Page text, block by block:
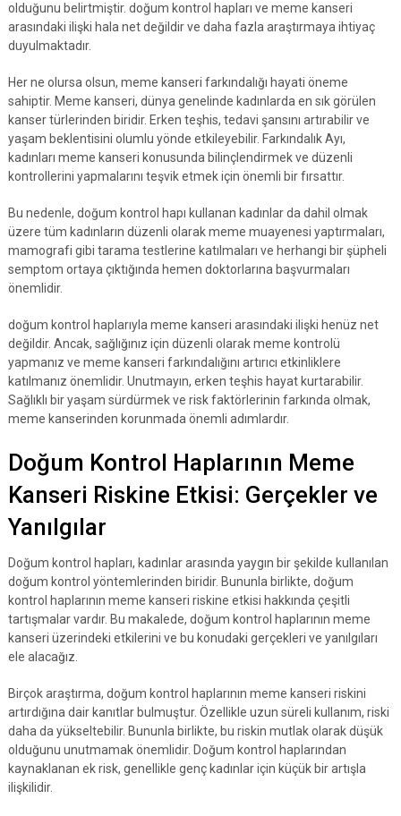
olduğunu belirtmiştir. doğum kontrol hapları ve meme kanseri
arasındaki ilişki hala net değildir ve daha fazla araştırmaya ihtiyaç
duyulmaktadır.
Her ne olursa olsun, meme kanseri farkındalığı hayati öneme
sahiptir. Meme kanseri, dünya genelinde kadınlarda en sık görülen
kanser türlerinden biridir. Erken teşhis, tedavi şansını artırabilir ve
yaşam beklentisini olumlu yönde etkileyebilir. Farkındalık Ayı,
kadınları meme kanseri konusunda bilinçlendirmek ve düzenli
kontrollerini yapmalarını teşvik etmek için önemli bir fırsattır.
Bu nedenle, doğum kontrol hapı kullanan kadınlar da dahil olmak
üzere tüm kadınların düzenli olarak meme muayenesi yaptırmaları,
mamografi gibi tarama testlerine katılmaları ve herhangi bir şüpheli
semptom ortaya çıktığında hemen doktorlarına başvurmaları
önemlidir.
doğum kontrol haplarıyla meme kanseri arasındaki ilişki henüz net
değildir. Ancak, sağlığınız için düzenli olarak meme kontrolü
yapmanız ve meme kanseri farkındalığını artırıcı etkinliklere
katılmanız önemlidir. Unutmayın, erken teşhis hayat kurtarabilir.
Sağlıklı bir yaşam sürdürmek ve risk faktörlerinin farkında olmak,
meme kanserinden korunmada önemli adımlardır.
Doğum Kontrol Haplarının Meme
Kanseri Riskine Etkisi: Gerçekler ve
Yanılgılar
Doğum kontrol hapları, kadınlar arasında yaygın bir şekilde kullanılan
doğum kontrol yöntemlerinden biridir. Bununla birlikte, doğum
kontrol haplarının meme kanseri riskine etkisi hakkında çeşitli
tartışmalar vardır. Bu makalede, doğum kontrol haplarının meme
kanseri üzerindeki etkilerini ve bu konudaki gerçekleri ve yanılgıları
ele alacağız.
Birçok araştırma, doğum kontrol haplarının meme kanseri riskini
artırdığına dair kanıtlar bulmuştur. Özellikle uzun süreli kullanım, riski
daha da yükseltebilir. Bununla birlikte, bu riskin mutlak olarak düşük
olduğunu unutmamak önemlidir. Doğum kontrol haplarından
kaynaklanan ek risk, genellikle genç kadınlar için küçük bir artışla
ilişkilidir.